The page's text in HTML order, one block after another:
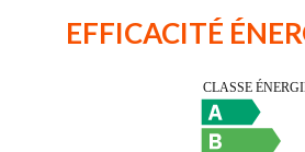
EFFICACITÉ